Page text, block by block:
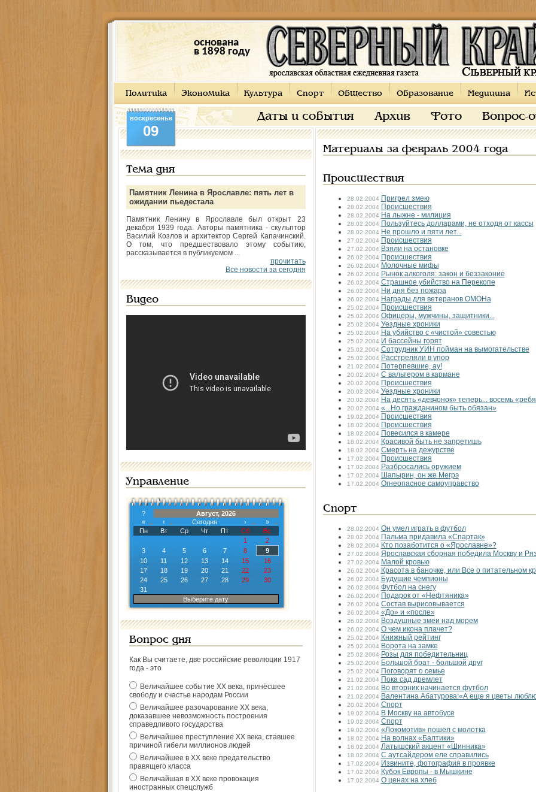
основана
в 1898 году
Политика Экономика Культура Спорт Общество Образование Медицина
Даты и события Архив Фото Вопрос-
воскресенье
09
Тема дня
Памятник Ленина в Ярославле: пять лет в
ожидании пьедестала
Памятник Ленину в Ярославле был открыт 23
декабря 1939 года. Авторы памятника - скульптор
Василий Козлов и архитектор Сергей Капачинский.
О том, что предшествовало этому событию,
рассказывается в публикуемом ...
прочитать
Все новости за сегодня
Видео
Управление
?
Август, 2026
«
‹ Сегодня ›
»
Пн
Вт Ср Чт Пт Сб
Вс
1
2
3
4 5 6 7 8
9
10
11 12 13 14 15
16
17
18 19 20 21 22
23
24
25 26 27 28 29
30
31
Выберите дату
Вопрос дня
Как Вы считаете, две российские революции 1917
года - это
Величайшее событие ХХ века, принёсшее
свободу и счастье народам России
Величайшее разочарование ХХ века,
доказавшее невозможность построения
справедливого государства
Величайшее преступление ХХ века, ставшее
причиной гибели миллионов людей
Величайшее в ХХ веке предательство
правящего класса
Величайшая в ХХ веке провокация
иностранных спецслужб
Материалы за февраль 2004 года
Происшествия
28.02.2004 Пригрел змею
28.02.2004 Происшествия
28.02.2004 На лыжне - милиция
28.02.2004 Пользуйтесь долларами, не отходя от кассы
28.02.2004 Не прошло и пяти лет...
27.02.2004 Происшествия
27.02.2004 Взяли на остановке
26.02.2004 Происшествия
26.02.2004 Молочные мифы
26.02.2004 Рынок алкоголя: закон и беззаконие
26.02.2004 Страшное убийство на Перекопе
26.02.2004 Ни дня без пожара
26.02.2004 Награды для ветеранов ОМОНа
25.02.2004 Происшествия
25.02.2004 Офицеры, мужчины, защитники...
25.02.2004 Уездные хроники
25.02.2004 На убийство с «чистой» совестью
25.02.2004 И бассейны горят
25.02.2004 Сотрудник УИН пойман на вымогательстве
25.02.2004 Расстреляли в упор
21.02.2004 Потерпевшие, ау!
20.02.2004 С вальтером в кармане
20.02.2004 Происшествия
20.02.2004 Уездные хроники
20.02.2004 На десять «девчонок» теперь... восемь
20.02.2004 «...Но гражданином быть обязан»
19.02.2004 Происшествия
18.02.2004 Происшествия
18.02.2004 Повесился в камере
18.02.2004 Красивой быть не запретишь
18.02.2004 Смерть на дежурстве
17.02.2004 Происшествия
17.02.2004 Разбросались оружием
17.02.2004 Шапырин, он же Мегрэ
17.02.2004 Огнеопасное самоуправство
Спорт
28.02.2004 Он умел играть в футбол
28.02.2004 Пальма придавила «Спартак»
28.02.2004 Кто позаботится о «Ярославне»?
27.02.2004 Ярославская сборная победила Москву и
27.02.2004 Малой кровью
26.02.2004 Красота в баночке, или Все о питательном
26.02.2004 Будущие чемпионы
26.02.2004 Футбол на снегу
26.02.2004 Подарок от «Нефтяника»
26.02.2004 Состав вырисовывается
26.02.2004 «До» и «после»
26.02.2004 Воздушные змеи над морем
26.02.2004 О чем икона плачет?
25.02.2004 Книжный рейтинг
25.02.2004 Ворота на замке
25.02.2004 Розы для победительниц
25.02.2004 Большой брат - большой друг
25.02.2004 Поговорят о семье
21.02.2004 Пока сад дремлет
21.02.2004 Во вторник начинается футбол
21.02.2004 Валентина Абатурова:«А еще я цветы
20.02.2004 Спорт
19.02.2004 В Москву на автобусе
19.02.2004 Спорт
19.02.2004 «Локомотив» пошел с молотка
18.02.2004 На волнах «Балтики»
18.02.2004 Латышский акцент «Шинника»
18.02.2004 С аутсайдером еле справились
17.02.2004 Извините, фотография в проявке
17.02.2004 Кубок Европы - в Мышкине
17.02.2004 О ценах на хлеб